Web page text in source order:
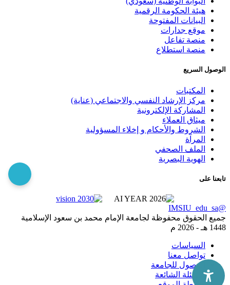
هيئة الحكومة الرقمية
البيانات المفتوحة
موقع جدارات
منصة تفاعل
منصة استطلاع
الوصول السريع
المكتبات
مركز الإرشاد النفسي والاجتماعي (عناية)
المشاركة الإلكترونية
ميثاق العملاء
الشروط والأحكام و إخلاء المسؤولية
المرآة
الملف الصحفي
الهوية البصرية
تابعنا على
@IMSIU_edu_sa
جميع الحقوق محفوظة لجامعة الإمام محمد بن سعود الإسلامية
1448 هـ -
2026 م
السياسات
تواصل معنا
الوصول للجامعة
الاسئلة الشائعة